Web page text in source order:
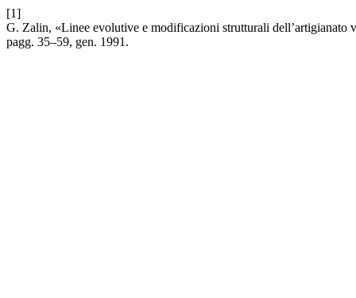
[1]
G. Zalin, «Linee evolutive e modificazioni strutturali dell’artigianato
pagg. 35–59, gen. 1991.